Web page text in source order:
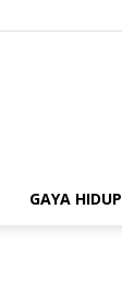
GAYA HIDUP